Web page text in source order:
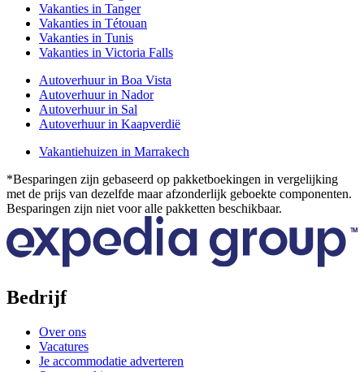
Vakanties in Tanger
Vakanties in Tétouan
Vakanties in Tunis
Vakanties in Victoria Falls
Autoverhuur in Boa Vista
Autoverhuur in Nador
Autoverhuur in Sal
Autoverhuur in Kaapverdië
Vakantiehuizen in Marrakech
*Besparingen zijn gebaseerd op pakketboekingen in vergelijking
met de prijs van dezelfde maar afzonderlijk geboekte componenten.
Besparingen zijn niet voor alle pakketten beschikbaar.
Bedrijf
Over ons
Vacatures
Je accommodatie adverteren